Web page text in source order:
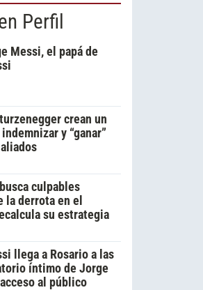
Perfil
Messi, el papá de
crean un
y “ganar”
culpables
la derrota en el
su estrategia
llega a Rosario a las
íntimo de Jorge
al público